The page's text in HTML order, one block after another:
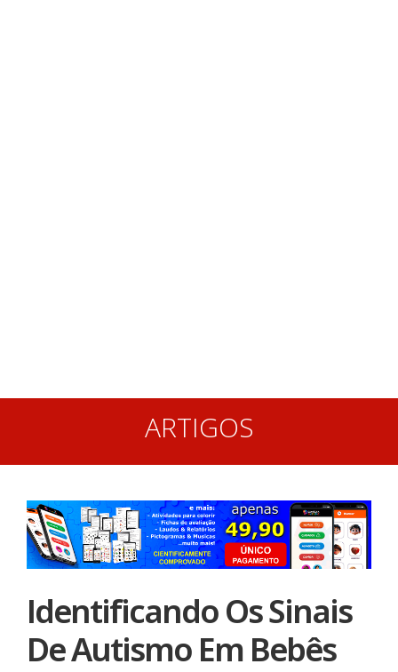
ARTIGOS
Identificando Os Sinais
De Autismo Em Bebês